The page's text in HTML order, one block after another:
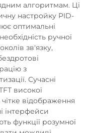
алгоритмам. Ці
настройку PID-
оптимальні
ручної
зв'язку,
з
Сучасні
високої
чітке відображення
інтерфейси
функції розумної